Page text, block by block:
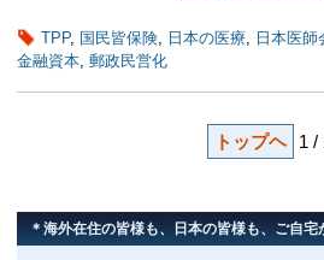
TPP, 国民皆保険, 日本の医療, 日本医師
金融資本, 郵政民営化
トップヘ 1 /
＊海外在住の皆様も、日本の皆様も、ご自宅